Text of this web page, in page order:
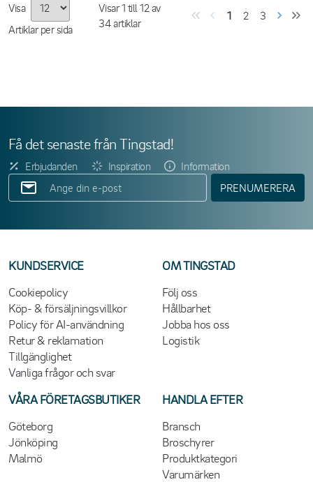
Visa
Artiklar per sida
Visar1 till12av
34artiklar
1 2 3
Få det senaste från Tingstad!
Erbjudanden Inspiration
Information
PRENUMERERA
KUNDSERVICE
Cookiepolicy
Köp- & försäljningsvillkor
Policy för AI-användning
Retur & reklamation
Tillgänglighet
Vanliga frågor och svar
OM TINGSTAD
Följ oss
Hållbarhet
Jobba hos oss
Logistik
VÅRA FÖRETAGSBUTIKER
Göteborg
Jönköping
Malmö
HANDLA EFTER
Bransch
Broschyrer
Produktkategori
Varumärken